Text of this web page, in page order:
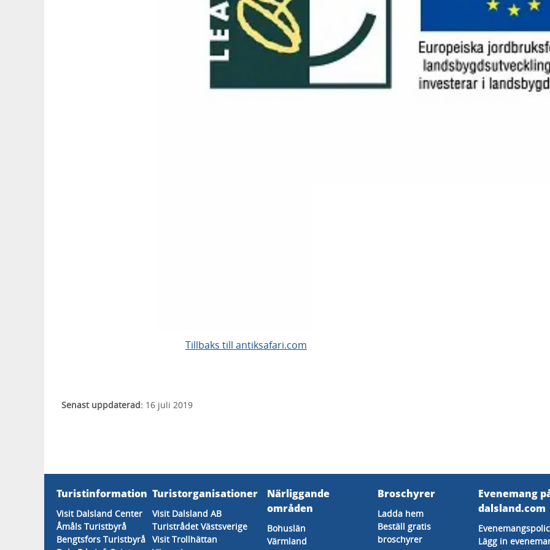
Tillbaks till antiksafari.com
Senast uppdaterad: 16 juli 2019
Turistinformation
Visit Dalsland Center
Åmåls Turistbyrå
Bengtsfors Turistbyrå
Turistorganisationer
Visit Dalsland AB
Turistrådet Västsverige
Visit Trollhättan
Närliggande
områden
Bohuslän
Värmland
Broschyrer
Ladda hem
Beställ gratis
broschyrer
Evenemang
dalsland.com
Lägg in